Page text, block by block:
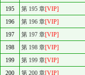
195
第 195 章[VIP]
196
第 196 章[VIP]
197
第 197 章[VIP]
198
第 198 章[VIP]
199
第 199 章[VIP]
200
第 200 章[VIP]